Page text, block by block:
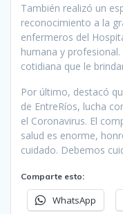
También realizó un
reconocimiento a la
enfermeros del
humana y
cotidiana que le
Por último, destacó
de EntreRíos, lucha
el Coronavirus. El
salud es enorme,
cuidado. Debemos
Comparte esto:
WhatsApp